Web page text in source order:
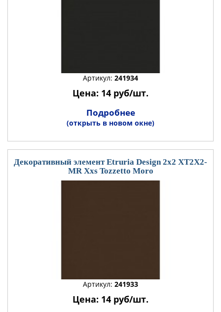
Артикул: 241934
Цена: 14 руб/шт.
Подробнее
(открыть в новом окне)
Декоративный элемент Etruria Design 2x2 XT2X2-
MR Xxs Tozzetto Moro
Артикул: 241933
Цена: 14 руб/шт.